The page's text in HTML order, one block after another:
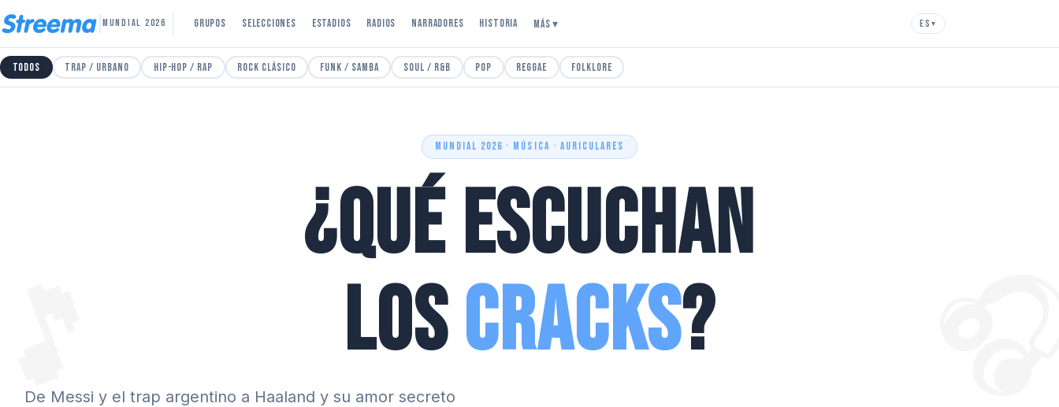
MUNDIAL 2026 Grupos Selecciones Estadios Radios Narradores Historia Más ▾ ES▾
Todos Trap / Urbano Hip-Hop / Rap Rock Clásico Funk / Samba Soul / R&B Pop Reggae Folklore
MUNDIAL 2026 · MÚSICA · AURICULARES
¿Qué escuchan
loscracks?
De Messi y el trap argentino a Haaland y su amor secreto